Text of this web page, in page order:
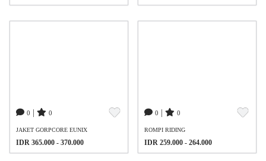
0 0
JAKET GORPCORE EUNIX
IDR 365.000 - 370.000
0 0
ROMPI RIDING
IDR 259.000 - 264.000